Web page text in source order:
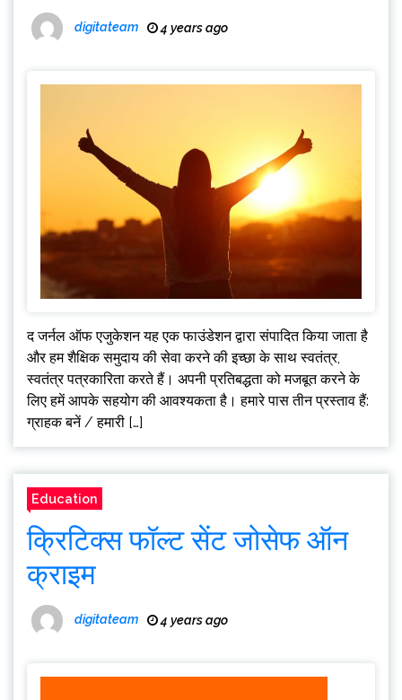
digitateam 4 years ago
द जर्नल ऑफ एजुकेशन यह एक फाउंडेशन द्वारा संपादित किया जाता है
और हम शैक्षिक समुदाय की सेवा करने की इच्छा के साथ स्वतंत्र,
स्वतंत्र पत्रकारिता करते हैं। अपनी प्रतिबद्धता को मजबूत करने के
लिए हमें आपके सहयोग की आवश्यकता है। हमारे पास तीन प्रस्ताव हैं:
ग्राहक बनें / हमारी […]
Education
क्रिटिक्स फॉल्ट सेंट जोसेफ ऑन
क्राइम
digitateam 4 years ago